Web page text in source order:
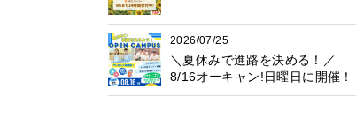
2026/07/25
＼夏休みで進路を決める！／
8/16オーキャン!日曜日に開催！
プレゼント抽選会も♪楽しく進路